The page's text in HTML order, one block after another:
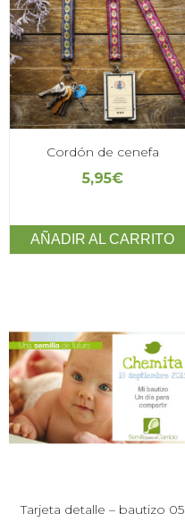
Cordón de cenefa
5,95€
AÑADIR AL CARRITO
Tarjeta detalle – bautizo 05